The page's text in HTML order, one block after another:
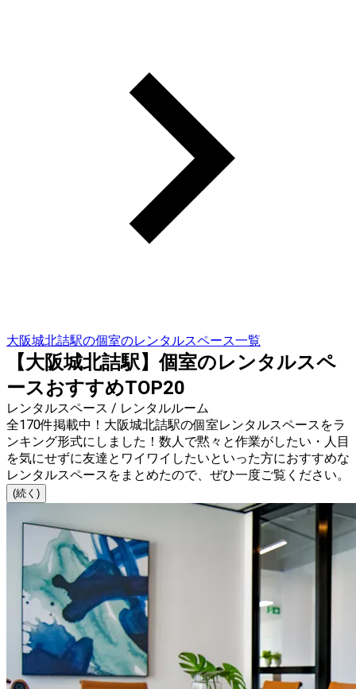
大阪城北詰駅の個室のレンタルスペース一覧
【大阪城北詰駅】個室のレンタルスペ
ースおすすめTOP20
レンタルスペース / レンタルルーム
全170件掲載中！大阪城北詰駅の個室レンタルスペースをラ
ンキング形式にしました！数人で黙々と作業がしたい・人目
を気にせずに友達とワイワイしたいといった方におすすめな
レンタルスペースをまとめたので、ぜひ一度ご覧ください。
(続く)